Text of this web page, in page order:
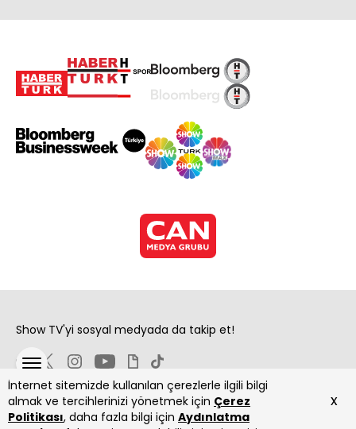
İnternet sitemizde kullanılan çerezlerle ilgili bilgi
almak ve tercihlerinizi yönetmek için Çerez
Politikası, daha fazla bilgi için Aydınlatma
x
Show TV'yi sosyal medyada da takip et!